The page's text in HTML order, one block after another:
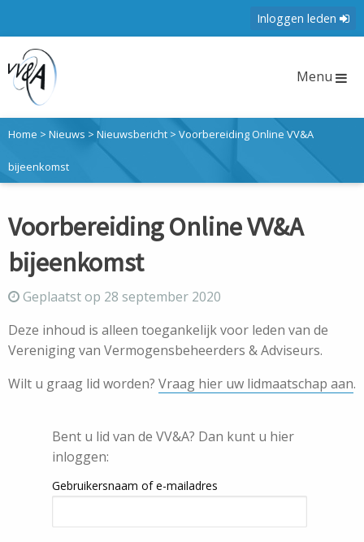
Inloggen leden
Menu
Home > Nieuws > Nieuwsbericht > Voorbereiding Online VV&A
bijeenkomst
Voorbereiding Online VV&A
bijeenkomst
Geplaatst op 28 september 2020
Deze inhoud is alleen toegankelijk voor leden van de
Vereniging van Vermogensbeheerders & Adviseurs.
Wilt u graag lid worden? Vraag hier uw lidmaatschap aan.
Bent u lid van de VV&A? Dan kunt u hier
inloggen:
Gebruikersnaam of e-mailadres